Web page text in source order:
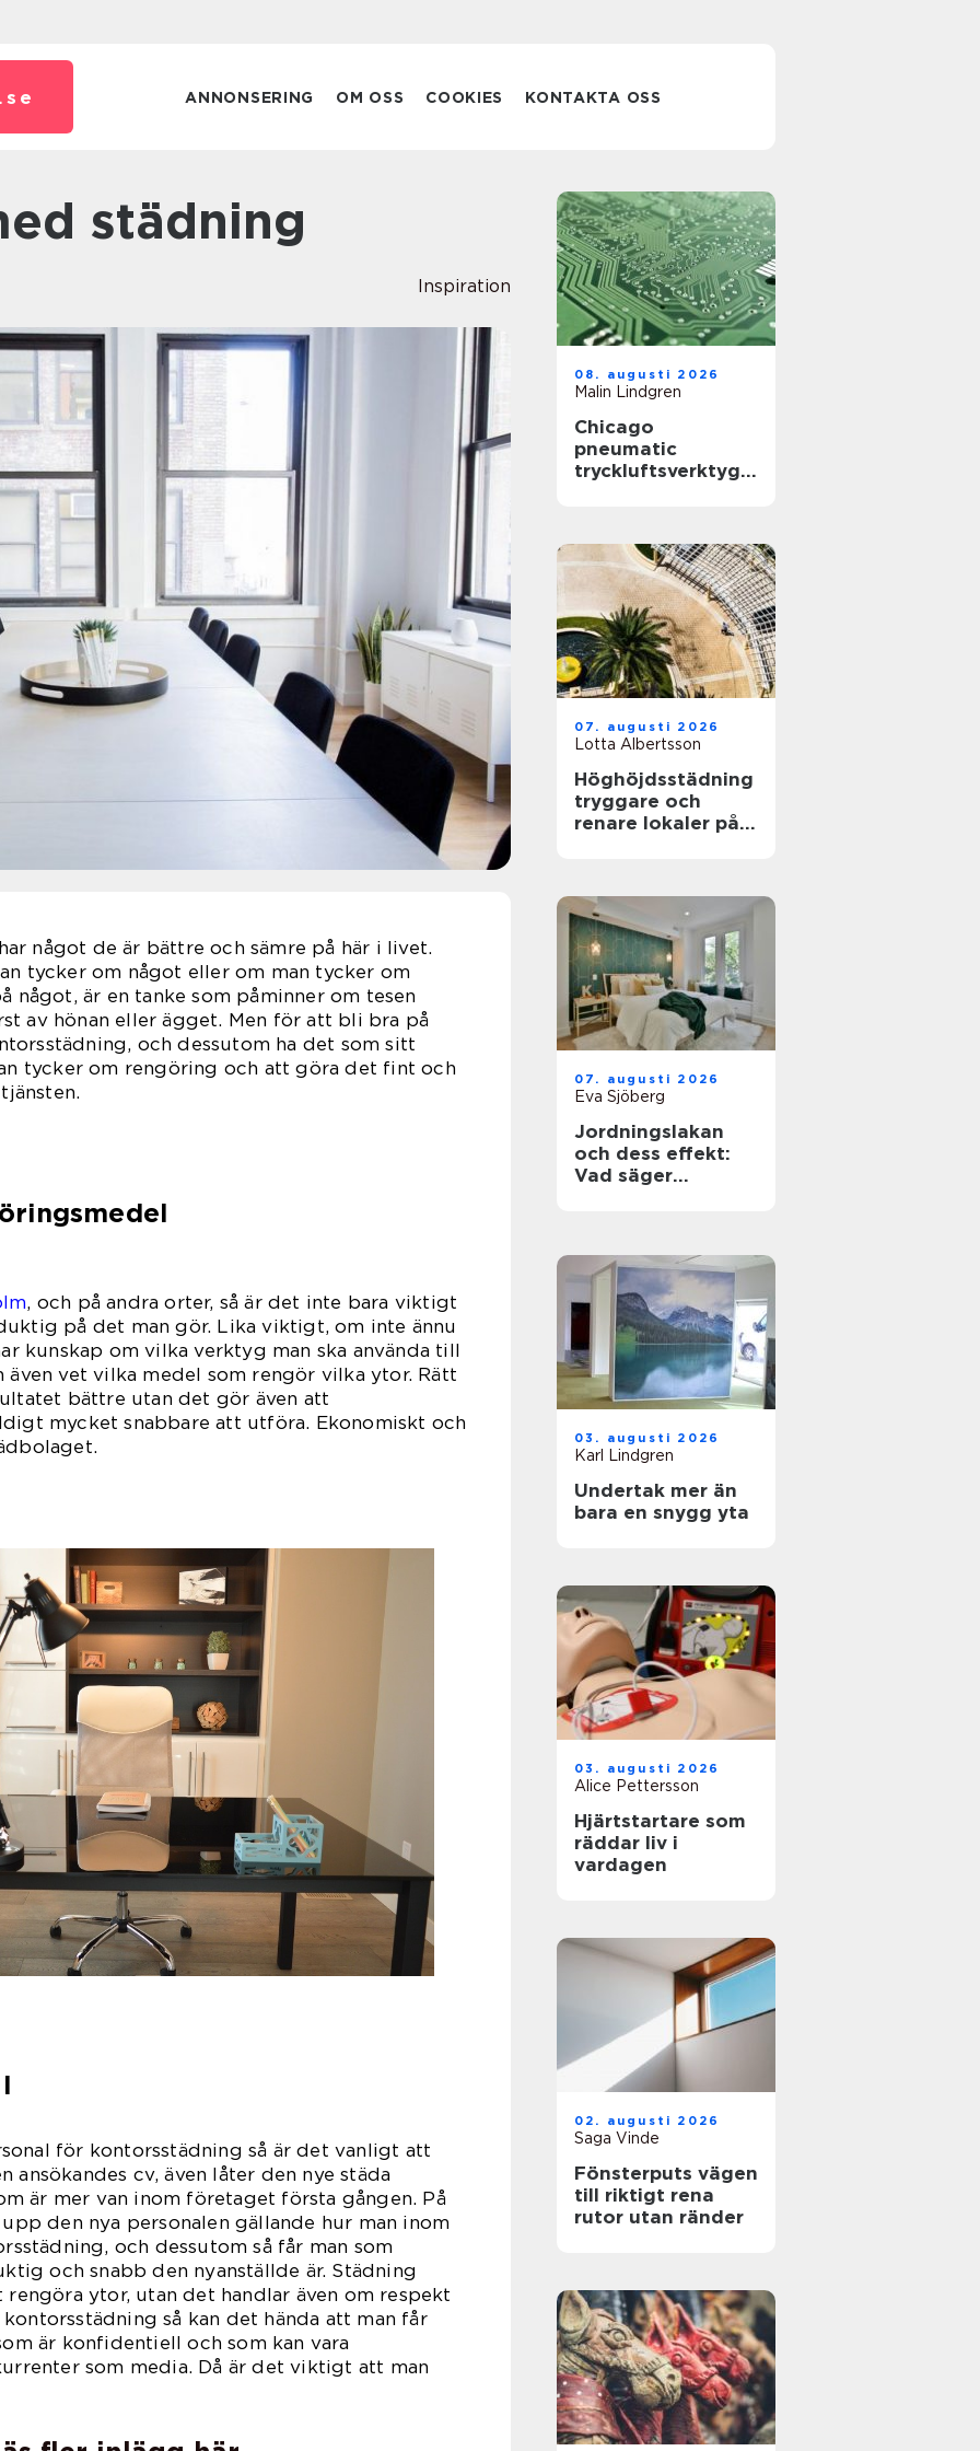
se ANNONSERING OM OSS COOKIES KONTAKTA OSS
städning
Inspiration
något de är bättre och sämre på här i livet.
tycker om något eller om man tycker om
något, är en tanke som påminner om tesen
av hönan eller ägget. Men för att bli bra på
och dessutom ha det som sitt
tycker om rengöring och att göra det fint och
, och på andra orter, så är det inte bara viktigt
på det man gör. Lika viktigt, om inte ännu
kunskap om vilka verktyg man ska använda till
vet vilka medel som rengör vilka ytor. Rätt
bättre utan det gör även att
mycket snabbare att utföra. Ekonomiskt och
för kontorsstädning så är det vanligt att
ansökandes cv, även låter den nye städa
är mer van inom företaget första gången. På
den nya personalen gällande hur man inom
och dessutom så får man som
och snabb den nyanställde är. Städning
ytor, utan det handlar även om respekt
så kan det hända att man får
är konfidentiell och som kan vara
som media. Då är det viktigt att man
08. augusti 2026
Malin Lindgren
Chicago
pneumatic
tryckluftsverktyg
07. augusti 2026
Lotta Albertsson
Höghöjdsstädning
tryggare och
renare lokaler på
07. augusti 2026
Eva Sjöberg
Jordningslakan
och dess effekt:
Vad säger
03. augusti 2026
Karl Lindgren
Undertak mer än
bara en snygg yta
03. augusti 2026
Alice Pettersson
Hjärtstartare som
räddar liv i
vardagen
02. augusti 2026
Saga Vinde
Fönsterputs vägen
till riktigt rena
rutor utan ränder